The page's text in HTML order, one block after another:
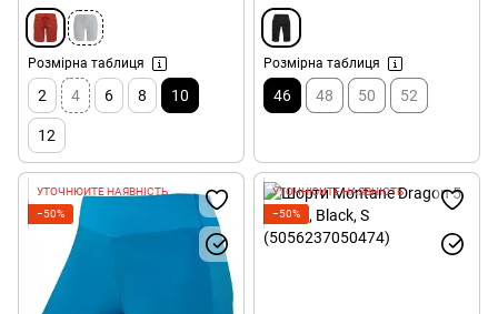
Розмірна таблиця
2 4 6 8 10
12
Розмірна таблиця
46 48 50 52
УТОЧНЮЙТЕ НАЯВНІСТЬ
−50%
УТОЧНЮЙТЕ НАЯВНІСТЬ
−50%